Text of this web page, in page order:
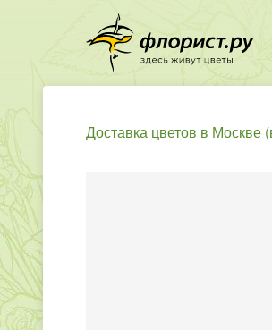
Доставка цветов в Москве